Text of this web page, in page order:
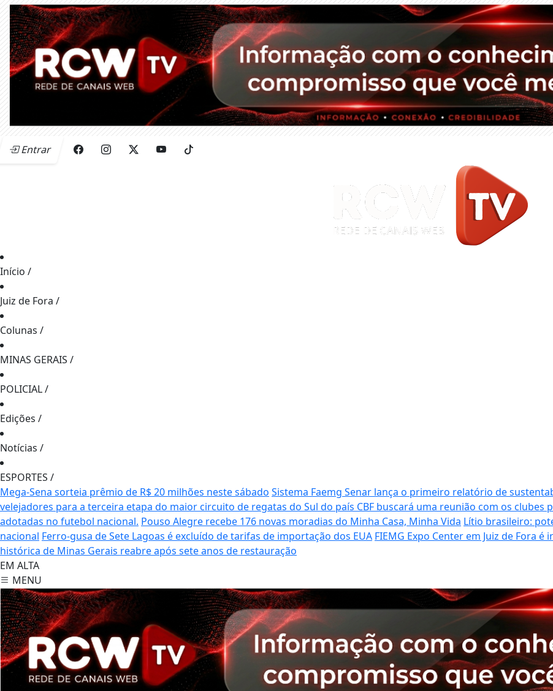
Entrar
Início /
Juiz de Fora /
Colunas /
MINAS GERAIS /
POLICIAL/
Edições /
Notícias /
ESPORTES /
Mega-Sena sorteia prêmio de R$ 20 milhões neste sábado Sistema Faemg Senar lança o primeiro relatório de
velejadores para a terceira etapa do maior circuito de regatas do Sul do país CBF buscará uma reunião com os clubes
adotadas no futebol nacional. Pouso Alegre recebe 176 novas moradias do Minha Casa, Minha Vida Lítio brasileiro:
nacional Ferro-gusa de Sete Lagoas é excluído de tarifas de importação dos EUA FIEMG Expo Center em Juiz de Fora
histórica de Minas Gerais reabre após sete anos de restauração
EM ALTA
MENU